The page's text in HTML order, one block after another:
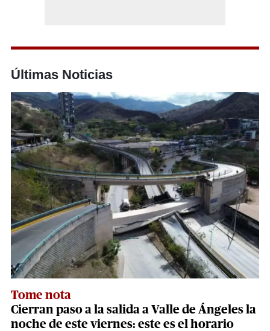
Últimas Noticias
Tome nota
Cierran paso a la salida a Valle de Ángeles la
noche de este viernes: este es el horario